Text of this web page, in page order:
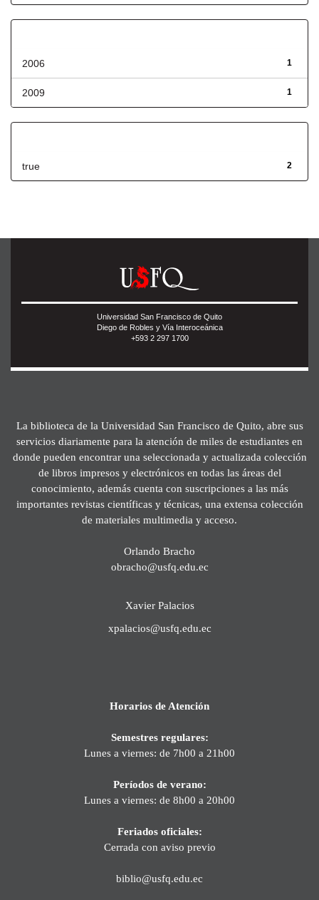
1
2006
1
2009
2
true
Universidad San Francisco de Quito
Diego de Robles y Vía Interoceánica
+593 2 297 1700
La biblioteca de la Universidad San Francisco de Quito, abre sus
servicios diariamente para la atención de miles de estudiantes en
donde pueden encontrar una seleccionada y actualizada colección
de libros impresos y electrónicos en todas las áreas del
conocimiento, además cuenta con suscripciones a las más
importantes revistas científicas y técnicas, una extensa colección
de materiales multimedia y acceso.
Orlando Bracho
obracho@usfq.edu.ec
Xavier Palacios
xpalacios@usfq.edu.ec
Horarios de Atención
Semestres regulares:
Lunes a viernes: de 7h00 a 21h00
Períodos de verano:
Lunes a viernes: de 8h00 a 20h00
Feriados oficiales:
Cerrada con aviso previo
biblio@usfq.edu.ec